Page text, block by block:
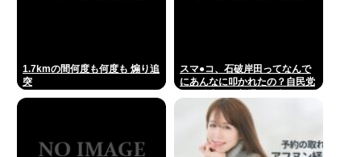
1.7kmの間何度も何度も 煽り追
突
スマ●コ、石破岸田ってなんで
にあんなに叩かれたの？自民党